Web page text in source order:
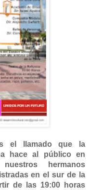
el llamado que la
hace al público en
hermanos
en el sur de la
de las 19:00 horas